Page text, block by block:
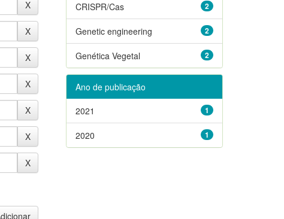
2
CRISPR/Cas
2
Genetic engineering
2
Genética Vegetal
Ano de publicação
1
2021
1
2020